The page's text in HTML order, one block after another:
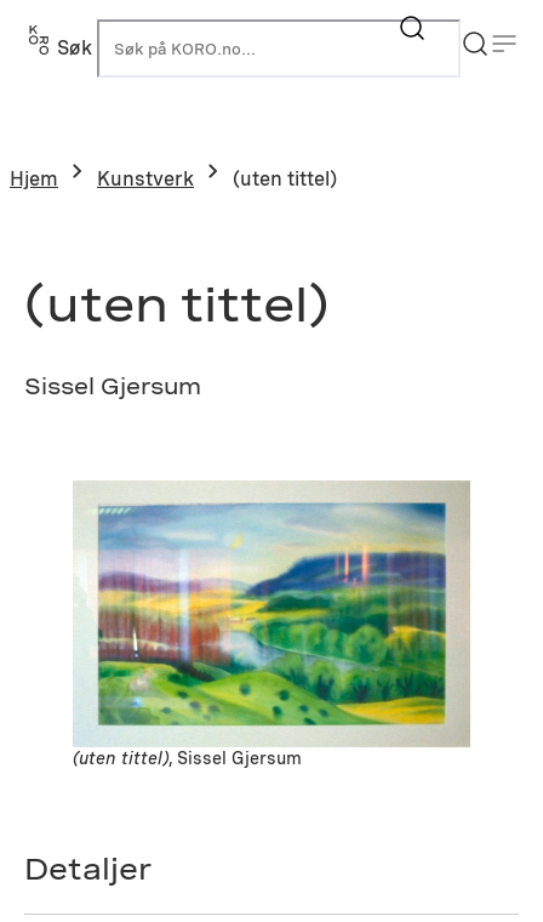
Hopp
Søk
Hjem Kunstverk (uten tittel)
(uten tittel)
Sissel Gjersum
(uten tittel), Sissel Gjersum
Detaljer